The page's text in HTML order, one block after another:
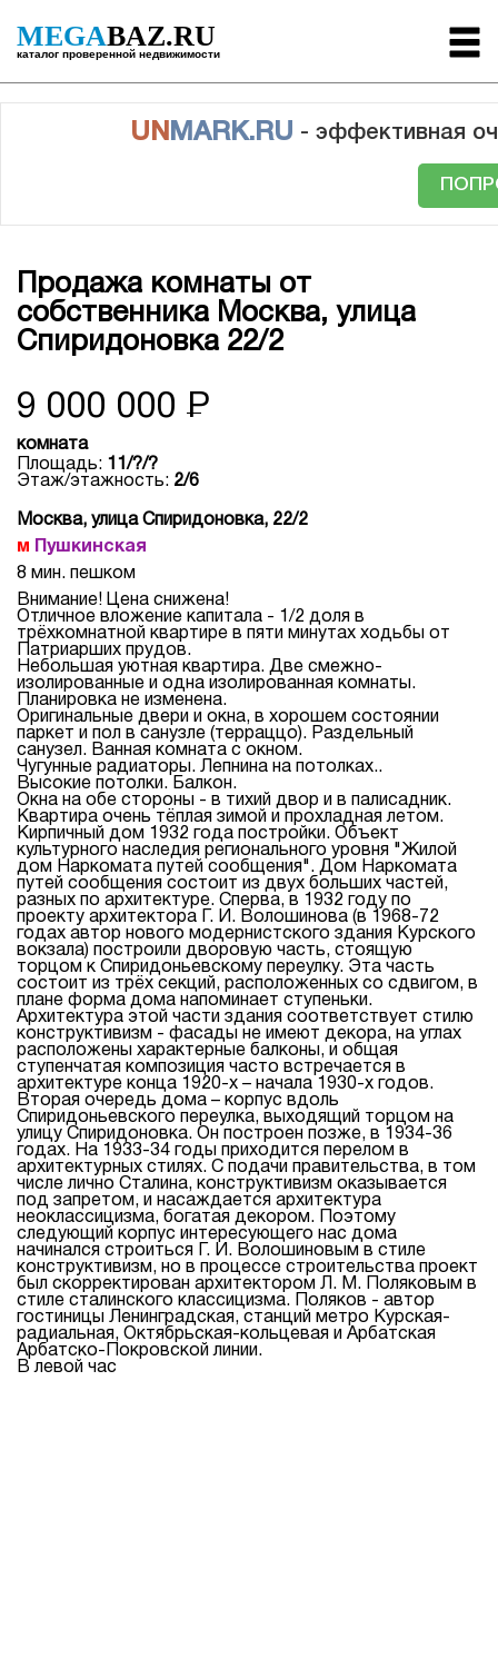
MEGABAZ.RU
каталог проверенной недвижимости
UN MARK.RU - эффективная
Продажа комнаты от
собственника Москва, улица
Спиридоновка 22/2
9 000 000 Р
комната
Площадь: 11/?/?
Этаж/этажность: 2/6
Москва, улица Спиридоновка, 22/2
Пушкинская
8 мин. пешком
Внимание! Цена снижена!
Отличное вложение капитала - 1/2 доля в
трёхкомнатной квартире в пяти минутах ходьбы от
Патриарших прудов.
Небольшая уютная квартира. Две смежно-
изолированные и одна изолированная комнаты.
Планировка не изменена.
Оригинальные двери и окна, в хорошем состоянии
паркет и пол в санузле (терраццо). Раздельный
санузел. Ванная комната с окном.
Чугунные радиаторы. Лепнина на потолках..
Высокие потолки. Балкон.
Окна на обе стороны - в тихий двор и в палисадник.
Квартира очень тёплая зимой и прохладная летом.
Кирпичный дом 1932 года постройки. Объект
культурного наследия регионального уровня "Жилой
дом Наркомата путей сообщения". Дом Наркомата
путей сообщения состоит из двух больших частей,
разных по архитектуре. Сперва, в 1932 году по
проекту архитектора Г. И. Волошинова (в 1968-72
годах автор нового модернистского здания Курского
вокзала) построили дворовую часть, стоящую
торцом к Спиридоньевскому переулку. Эта часть
состоит из трёх секций, расположенных со сдвигом, в
плане форма дома напоминает ступеньки.
Архитектура этой части здания соответствует стилю
конструктивизм - фасады не имеют декора, на углах
расположены характерные балконы, и общая
ступенчатая композиция часто встречается в
архитектуре конца 1920-х – начала 1930-х годов.
Вторая очередь дома – корпус вдоль
Спиридоньевского переулка, выходящий торцом на
улицу Спиридоновка. Он построен позже, в 1934-36
годах. На 1933-34 годы приходится перелом в
архитектурных стилях. С подачи правительства, в том
числе лично Сталина, конструктивизм оказывается
под запретом, и насаждается архитектура
неоклассицизма, богатая декором. Поэтому
следующий корпус интересующего нас дома
начинался строиться Г. И. Волошиновым в стиле
конструктивизм, но в процессе строительства проект
был скорректирован архитектором Л. М. Поляковым в
стиле сталинского классицизма. Поляков - автор
гостиницы Ленинградская, станций метро Курская-
радиальная, Октябрьская-кольцевая и Арбатская
Арбатско-Покровской линии.
В левой час